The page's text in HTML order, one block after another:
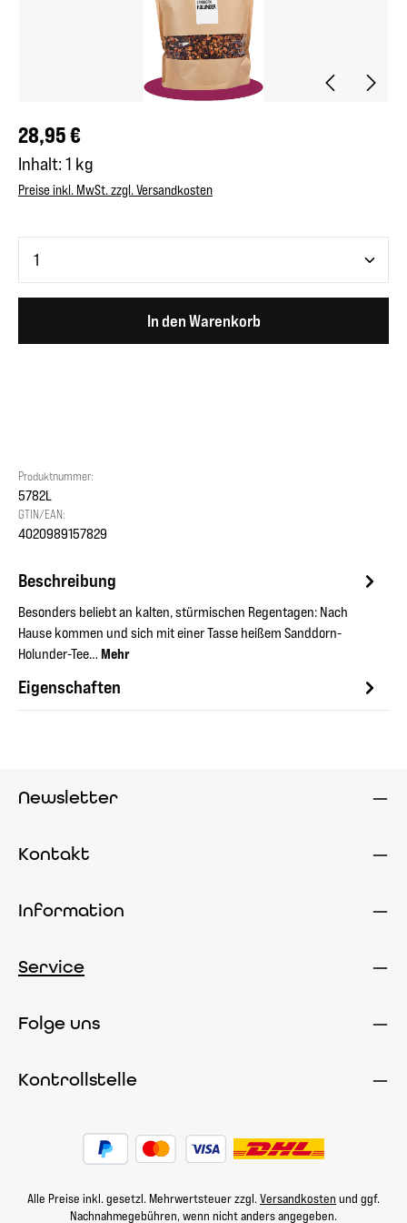
Regulärer Preis:
28,95 €
Inhalt: 1 kg
Preise inkl. MwSt. zzgl. Versandkosten
In den Warenkorb
Produktnummer:
5782L
GTIN/EAN:
4020989157829
Beschreibung
Besonders beliebt an kalten, stürmischen Regentagen: Nach
Hause kommen und sich mit einer Tasse heißem Sanddorn-
Holunder-Tee… Mehr
Eigenschaften
Newsletter
Kontakt
Information
Service
Folge uns
Kontrollstelle
Alle Preise inkl. gesetzl. Mehrwertsteuer zzgl. Versandkosten und ggf.
Nachnahmegebühren, wenn nicht anders angegeben.